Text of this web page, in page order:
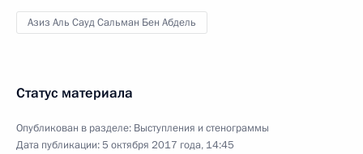
Азиз Аль Сауд Сальман Бен Абдель
Статус материала
Опубликован в разделе: Выступления и стенограммы
Дата публикации:5 октября 2017 года, 14:45